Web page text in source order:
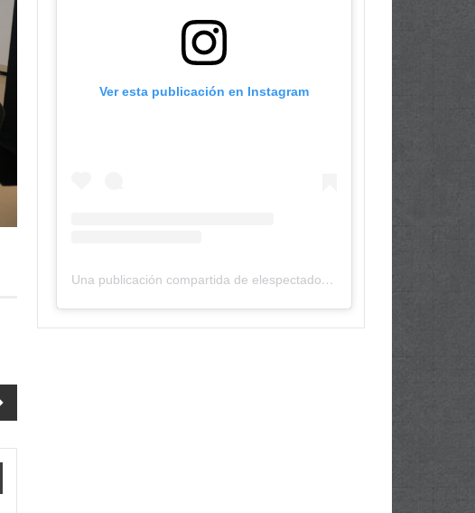
Ver esta publicación en Instagram
Una publicación compartida de elespectadordepanama (@elespectadordepanama)